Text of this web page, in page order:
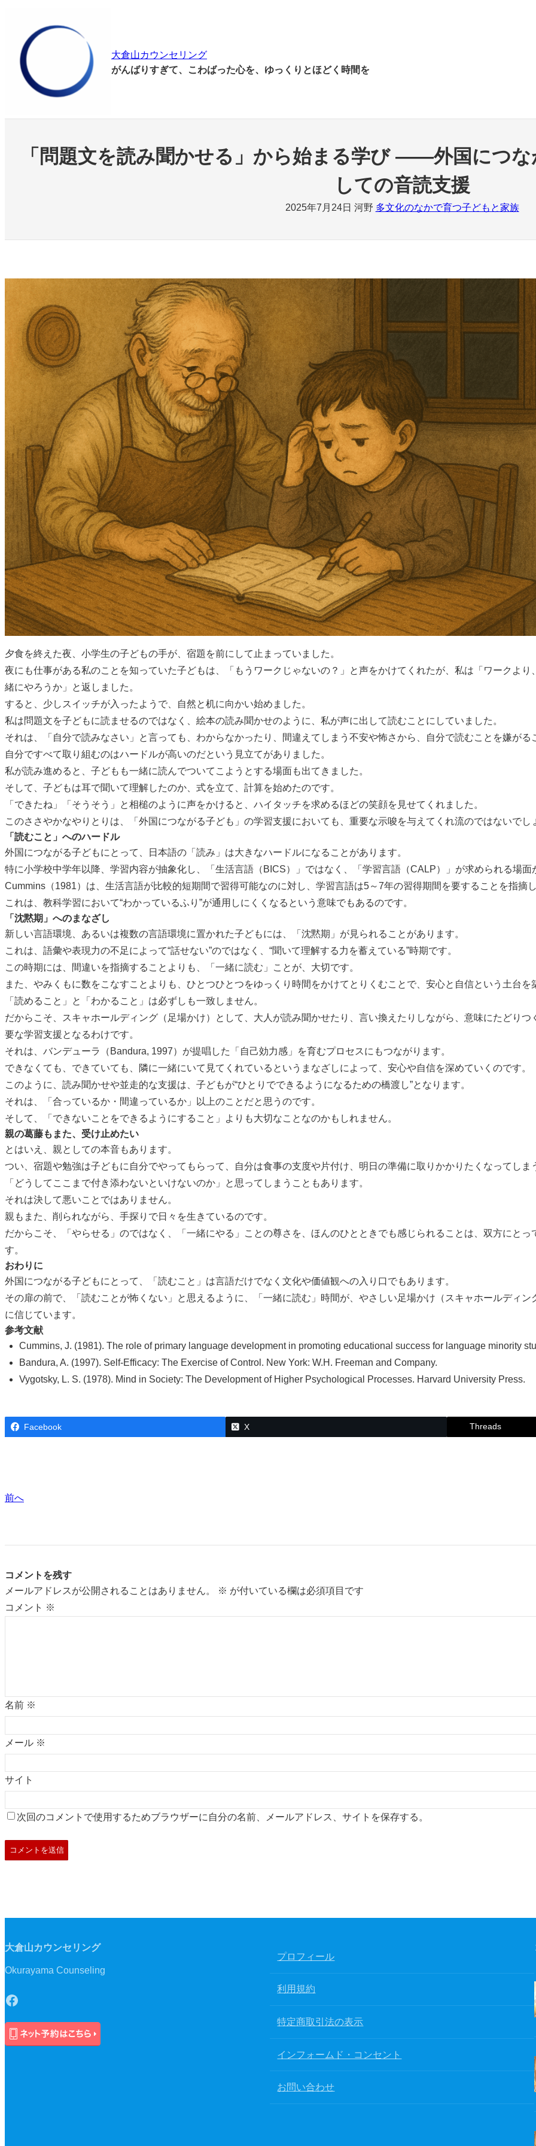
大倉山カウンセリング
がんばりすぎて、こわばった心を、ゆっくりとほどく時間を
「問題文を読み聞かせる」から始まる学び ――外国につな
しての音読支援
2025年7月24日 河野 多文化のなかで育つ子どもと家族
夕食を終えた夜、小学生の子どもの手が、宿題を前にして止まっていました。
夜にも仕事がある私のことを知っていた子どもは、「もうワークじゃないの？」と声をかけてくれたが、私は「ワークより
緒にやろうか」と返しました。
すると、少しスイッチが入ったようで、自然と机に向かい始めました。
私は問題文を子どもに読ませるのではなく、絵本の読み聞かせのように、私が声に出して読むことにしていました。
それは、「自分で読みなさい」と言っても、わからなかったり、間違えてしまう不安や怖さから、自分で読むことを嫌がる
自分ですべて取り組むのはハードルが高いのだという見立てがありました。
私が読み進めると、子どもも一緒に読んでついてこようとする場面も出てきました。
そして、子どもは耳で聞いて理解したのか、式を立て、計算を始めたのです。
「できたね」「そうそう」と相槌のように声をかけると、ハイタッチを求めるほどの笑顔を見せてくれました。
このささやかなやりとりは、「外国につながる子ども」の学習支援においても、重要な示唆を与えてくれ流のではないでし
「読むこと」へのハードル
外国につながる子どもにとって、日本語の「読み」は大きなハードルになることがあります。
特に小学校中学年以降、学習内容が抽象化し、「生活言語（BICS）」ではなく、「学習言語（CALP）」が求められる場面
Cummins（1981）は、生活言語が比較的短期間で習得可能なのに対し、学習言語は5～7年の習得期間を要することを指摘し
これは、教科学習において“わかっているふり”が通用しにくくなるという意味でもあるのです。
「沈黙期」へのまなざし
新しい言語環境、あるいは複数の言語環境に置かれた子どもには、「沈黙期」が見られることがあります。
これは、語彙や表現力の不足によって“話せない”のではなく、“聞いて理解する力を蓄えている”時期です。
この時期には、間違いを指摘することよりも、「一緒に読む」ことが、大切です。
また、やみくもに数をこなすことよりも、ひとつひとつをゆっくり時間をかけてとりくむことで、安心と自信という土台を
「読めること」と「わかること」は必ずしも一致しません。
だからこそ、スキャホールディング（足場かけ）として、大人が読み聞かせたり、言い換えたりしながら、意味にたどり
要な学習支援となるわけです。
それは、バンデューラ（Bandura, 1997）が提唱した「自己効力感」を育むプロセスにもつながります。
できなくても、できていても、隣に一緒にいて見てくれているというまなざしによって、安心や自信を深めていくのです。
このように、読み聞かせや並走的な支援は、子どもが“ひとりでできるようになるための橋渡し”となります。
それは、「合っているか・間違っているか」以上のことだと思うのです。
そして、「できないことをできるようにすること」よりも大切なことなのかもしれません。
親の葛藤もまた、受け止めたい
とはいえ、親としての本音もあります。
つい、宿題や勉強は子どもに自分でやってもらって、自分は食事の支度や片付け、明日の準備に取りかかりたくなってしま
「どうしてここまで付き添わないといけないのか」と思ってしまうこともあります。
それは決して悪いことではありません。
親もまた、削られながら、手探りで日々を生きているのです。
だからこそ、「やらせる」のではなく、「一緒にやる」ことの尊さを、ほんのひとときでも感じられることは、双方にと
す。
おわりに
外国につながる子どもにとって、「読むこと」は言語だけでなく文化や価値観への入り口でもあります。
その扉の前で、「読むことが怖くない」と思えるように、「一緒に読む」時間が、やさしい足場かけ（スキャホールディ
に信じています。
参考文献
Cummins, J. (1981). The role of primary language development in promoting educational success for language minority
Bandura, A. (1997). Self-Efficacy: The Exercise of Control. New York: W.H. Freeman and Company.
Vygotsky, L. S. (1978). Mind in Society: The Development of Higher Psychological Processes. Harvard University Press.
Facebook X Threads
前へ
コメントを残す
メールアドレスが公開されることはありません。
※ が付いている欄は必須項目です
コメント ※
名前 ※
メール ※
サイト
次回のコメントで使用するためブラウザーに自分の名前、メールアドレス、サイトを保存する。
大倉山カウンセリング
Okurayama Counseling
Facebook
プロフィール
利用規約
特定商取引法の表示
インフォームド・コンセント
お問い合わせ